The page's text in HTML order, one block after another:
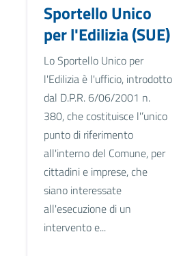
Sportello Unico
per l'Edilizia (SUE)
Lo Sportello Unico per
l'Edilizia è l'ufficio, introdotto
dal D.P.R. 6/06/2001 n.
380, che costituisce l'’unico
punto di riferimento
all'interno del Comune, per
cittadini e imprese, che
siano interessate
all'esecuzione di un
intervento e...